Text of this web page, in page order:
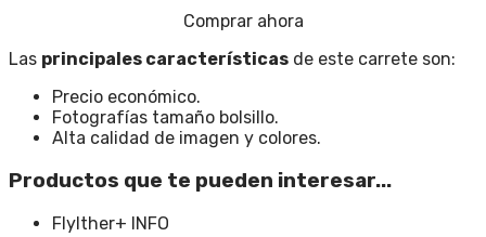
Comprar ahora
Las principales características de este carrete son:
Precio económico.
Fotografías tamaño bolsillo.
Alta calidad de imagen y colores.
Productos que te pueden interesar...
Flylther+ INFO